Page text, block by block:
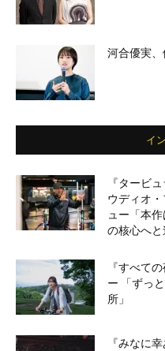
河合優実、
イ
『タービ
ウディオ
ュー「本
の核心へと
『すべて
ー 「ずっ
所」
『みなに